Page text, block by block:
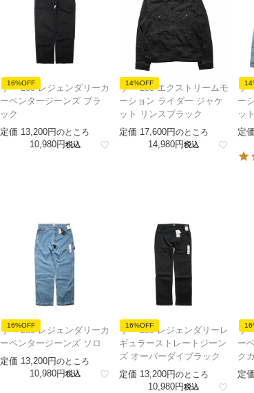
16%OFF
リー Lee レジェンダリーカ
ーペンタージーンズ ブラ
ック
定価 13,200 のところ
10,980 税込
14%OFF
リー Lee エクストリームモ
ーション ライダー ジャケ
ット リンスブラック
定価 17,600 のところ
14,980 税込
リ
ー
ッ
定価
16%OFF
リー Lee レジェンダリーカ
ーペンタージーンズ ソロ
定価 13,200 のところ
10,980 税込
16%OFF
リー Lee レジェンダリーレ
ギュラーストレートジーン
ズ オーバーダイブラック
定価 13,200 のところ
10,980 税込
リ
ー
ク
定価